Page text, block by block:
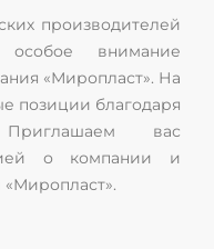
производителей
внимание
«Миропласт». На
позиции благодаря
вас
о компании и